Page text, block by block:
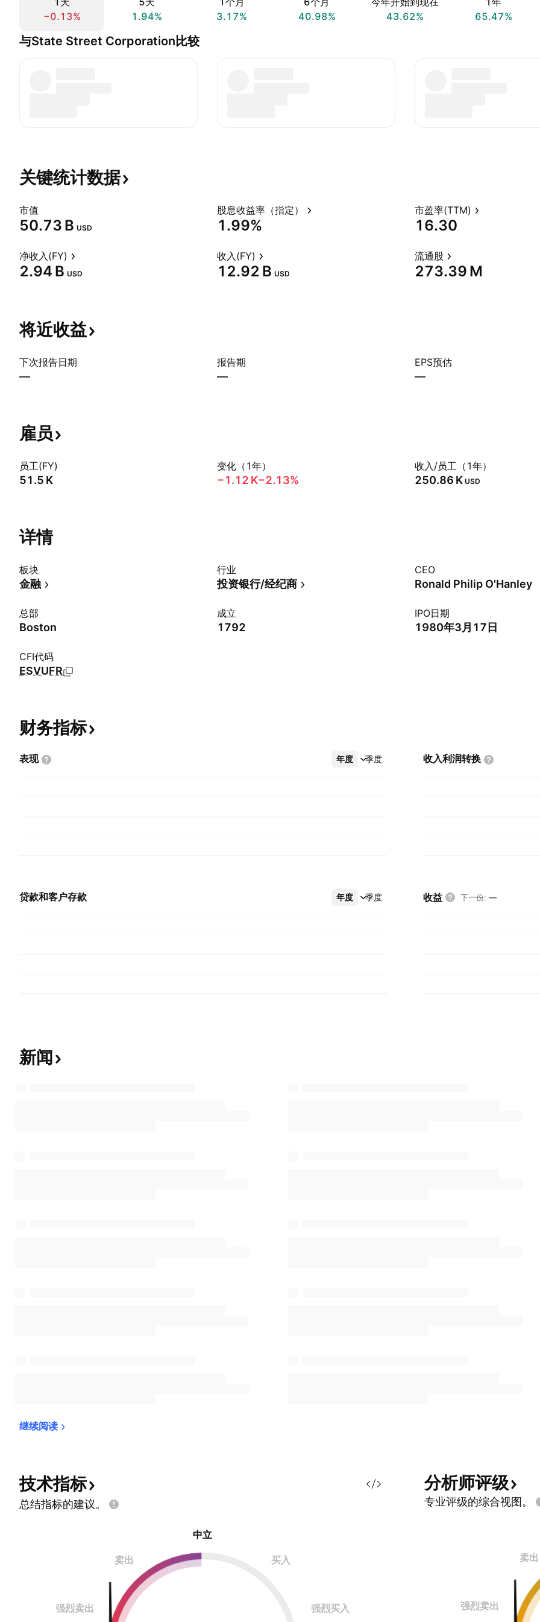
−0.13%
1.94%
3.17%
40.98%
43.62%
65.47%
与State Street Corporation比较
关键统计数据
市值
‪50.73 B‬ USD
股息收益率（指定）
1.99%
市盈率(TTM)
16.30
净收入(FY)
‪2.94 B‬ USD
收入(FY)
‪12.92 B‬ USD
流通股
‪273.39 M‬
将近收益
下次报告日期
—
报告期
—
EPS预估
—
雇员
员工(FY)
‪51.5 K‬
变化（1年）
‪−1.12 K‬−2.13%
收入/员工（1年）
‪250.86 K‬ USD
详情
板块
金融
行业
投资银行/经纪商
CEO
Ronald Philip O'Hanley
总部
Boston
成立
1792
IPO日期
1980年3月17日
CFI代码
ESVUFR
财务指标
表现 年度 季度
更多 收入利润转换
贷款和客户存款 年度 季度
更多 收益 下一份: —
新闻
继续阅读
技术指标
总结指标的建议。
中立
卖出 买入
强烈卖出 强烈买入
分析师评级
专业评级的综合视图。
卖出
强烈卖出